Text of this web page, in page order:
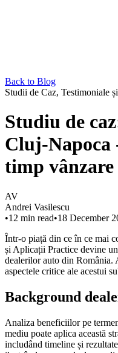
Back to Blog
Studii de Caz, Testimoniale
Studiu de
Cluj-Napoca
timp
AV
Andrei Vasilescu
•12 min read•18 December
Într-o piață din ce în ce mai
și Aplicații Practice devine
dealerilor auto din România.
aspectele critice ale acestui
Background
Analiza beneficiilor pe
mediu poate aplica această
includând timeline și